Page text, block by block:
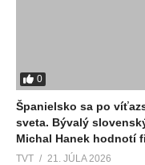
0
Španielsko sa po
sveta. Bývalý
Michal Hanek hodnotí
TVT 21. JÚLA 2026